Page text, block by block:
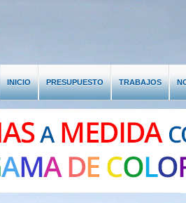
INICIO PRESUPUESTO TRABAJOS
LOGINorRegister
LOG IN
Usuario
REGISTER
Required field
Name:*